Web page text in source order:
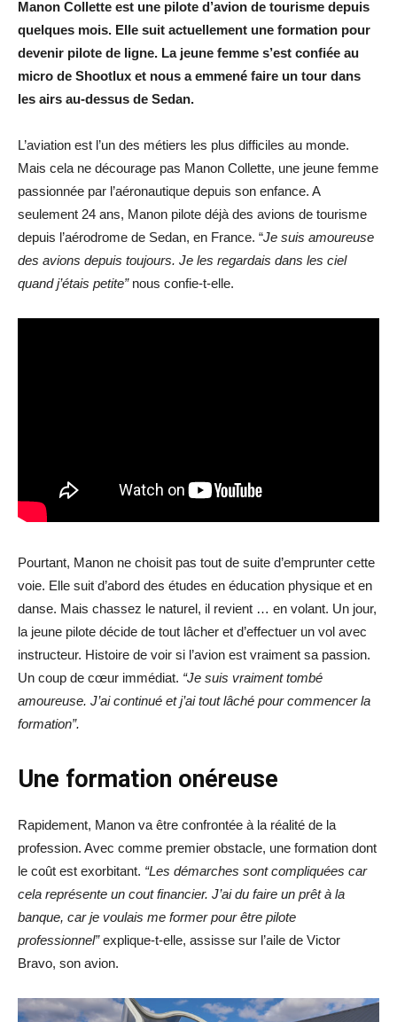
Manon Collette est une pilote d’avion de tourisme depuis
quelques mois. Elle suit actuellement une formation pour
devenir pilote de ligne. La jeune femme s’est confiée au
micro de Shootlux et nous a emmené faire un tour dans
les airs au-dessus de Sedan.
L’aviation est l’un des métiers les plus difficiles au monde.
Mais cela ne décourage pas Manon Collette, une jeune femme
passionnée par l’aéronautique depuis son enfance. A
seulement 24 ans, Manon pilote déjà des avions de tourisme
depuis l’aérodrome de Sedan, en France. “Je suis amoureuse
des avions depuis toujours. Je les regardais dans les ciel
quand j’étais petite”nous confie-t-elle.
Pourtant, Manon ne choisit pas tout de suite d’emprunter cette
voie. Elle suit d’abord des études en éducation physique et en
danse. Mais chassez le naturel, il revient … en volant. Un jour,
la jeune pilote décide de tout lâcher et d’effectuer un vol avec
instructeur. Histoire de voir si l’avion est vraiment sa passion.
Un coup de cœur immédiat. “Je suis vraiment tombé
amoureuse. J’ai continué et j’ai tout lâché pour commencer la
formation”.
Une formation onéreuse
Rapidement, Manon va être confrontée à la réalité de la
profession. Avec comme premier obstacle, une formation dont
le coût est exorbitant. “Les démarches sont compliquées car
cela représente un cout financier. J’ai du faire un prêt à la
banque, car je voulais me former pour être pilote
professionnel”explique-t-elle, assisse sur l’aile de Victor
Bravo, son avion.